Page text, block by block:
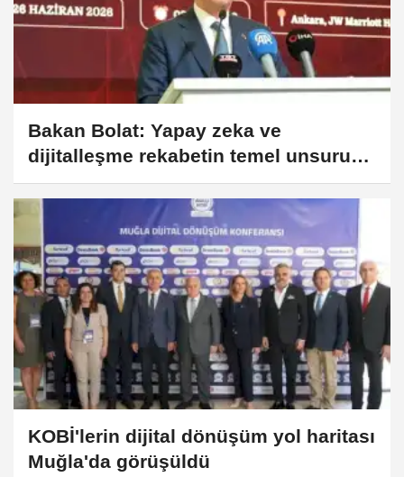
Bakan Bolat: Yapay zeka ve
dijitalleşme rekabetin temel unsuru
oldu
KOBİ'lerin dijital dönüşüm yol haritası
Muğla'da görüşüldü